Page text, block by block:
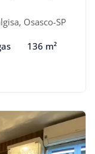
Osasco-SP
136 m²